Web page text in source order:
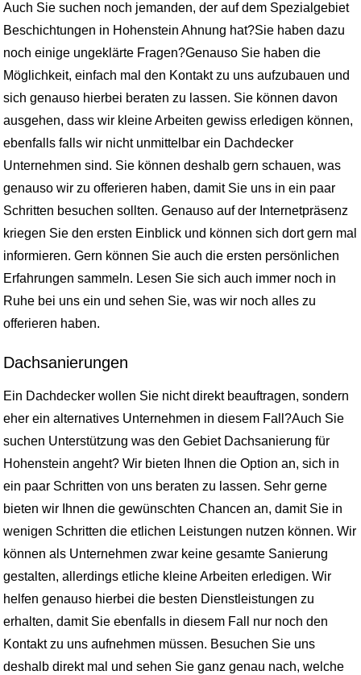
Auch Sie suchen noch jemanden, der auf dem Spezialgebiet
Beschichtungen in Hohenstein Ahnung hat?Sie haben dazu
noch einige ungeklärte Fragen?Genauso Sie haben die
Möglichkeit, einfach mal den Kontakt zu uns aufzubauen und
sich genauso hierbei beraten zu lassen. Sie können davon
ausgehen, dass wir kleine Arbeiten gewiss erledigen können,
ebenfalls falls wir nicht unmittelbar ein Dachdecker
Unternehmen sind. Sie können deshalb gern schauen, was
genauso wir zu offerieren haben, damit Sie uns in ein paar
Schritten besuchen sollten. Genauso auf der Internetpräsenz
kriegen Sie den ersten Einblick und können sich dort gern mal
informieren. Gern können Sie auch die ersten persönlichen
Erfahrungen sammeln. Lesen Sie sich auch immer noch in
Ruhe bei uns ein und sehen Sie, was wir noch alles zu
offerieren haben.
Dachsanierungen
Ein Dachdecker wollen Sie nicht direkt beauftragen, sondern
eher ein alternatives Unternehmen in diesem Fall?Auch Sie
suchen Unterstützung was den Gebiet Dachsanierung für
Hohenstein angeht? Wir bieten Ihnen die Option an, sich in
ein paar Schritten von uns beraten zu lassen. Sehr gerne
bieten wir Ihnen die gewünschten Chancen an, damit Sie in
wenigen Schritten die etlichen Leistungen nutzen können. Wir
können als Unternehmen zwar keine gesamte Sanierung
gestalten, allerdings etliche kleine Arbeiten erledigen. Wir
helfen genauso hierbei die besten Dienstleistungen zu
erhalten, damit Sie ebenfalls in diesem Fall nur noch den
Kontakt zu uns aufnehmen müssen. Besuchen Sie uns
deshalb direkt mal und sehen Sie ganz genau nach, welche